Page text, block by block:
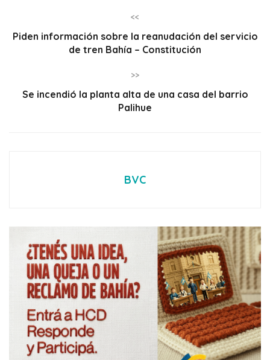
<<
Piden información sobre la reanudación del servicio
de tren Bahía – Constitución
>>
Se incendió la planta alta de una casa del barrio
Palihue
BVC